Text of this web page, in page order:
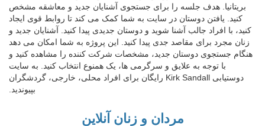
بریتانیا. هدف جلسه را برای جستجوی آشنایان جدید و معاشقه مشخص
کنید. یافتن دوستان در سایت به شما کمک می کند تا روابط قوی ایجاد
کنید، با افراد جالب آشنا شوید و دوستان جدیدی پیدا کنید. آشنایان جدید و
زنان مجرد برای مقاصد جدی پیدا کنید. این پروژه به شما امکان می دهد
هنگام جستجوی دوستان جدید، مشخصات شرکت کننده را مشاهده کنید و
با توجه به علایق و سرگرمی ها، یک همنوع انتخاب کنید. به سایت
دوستیابی Kirk Sandall رایگان برای افراد محلی، خارجی، گردشگران
بپیوندید.
مردان و زنان آنلاین